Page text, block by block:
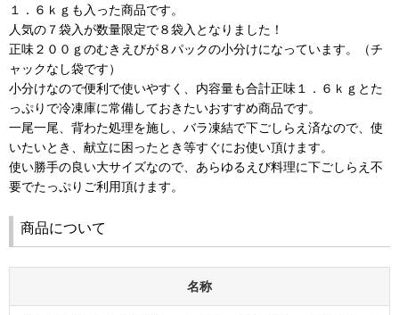
１．６ｋｇも入った商品です。
人気の７袋入が数量限定で８袋入となりました！
正味２００ｇのむきえびが８パックの小分けになっています。（チ
ャックなし袋です）
小分けなので便利で使いやすく、内容量も合計正味１．６ｋｇとた
っぷりで冷凍庫に常備しておきたいおすすめ商品です。
一尾一尾、背わた処理を施し、バラ凍結で下ごしらえ済なので、使
いたいとき、献立に困ったとき等すぐにお使い頂けます。
使い勝手の良い大サイズなので、あらゆるえび料理に下ごしらえ不
要でたっぷりご利用頂けます。
商品について
名称